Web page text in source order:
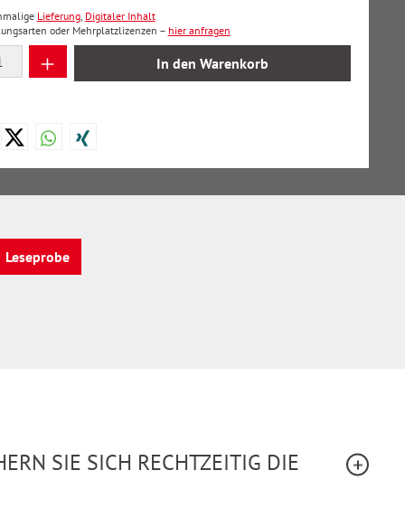
Lieferung, Digitaler Inhalt
oder Mehrplatzlizenzen – hier anfragen
Anzahl: Gib den gewünschten Wert ein
In den Warenkorb
Leseprobe
SIE SICH RECHTZEITIG DIE